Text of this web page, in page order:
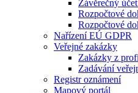
Závěrečný
Rozpočtové
Rozpočtové
Nařízení EÚ GDPR
Veřejné zakázky
Zakázky z
Zadávání
Registr oznámení
Mapový portál